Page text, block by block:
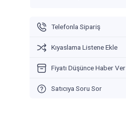
Telefonla Sipariş
Kıyaslama Listene Ekle
Fiyatı Düşünce Haber Ver
Satıcıya Soru Sor